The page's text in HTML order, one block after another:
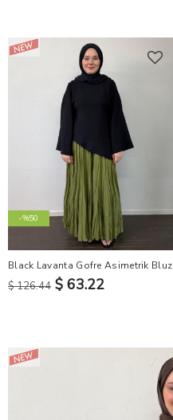
-%50
Black Lavanta Gofre Asimetrik Bluz
$ 126.44 $ 63.22